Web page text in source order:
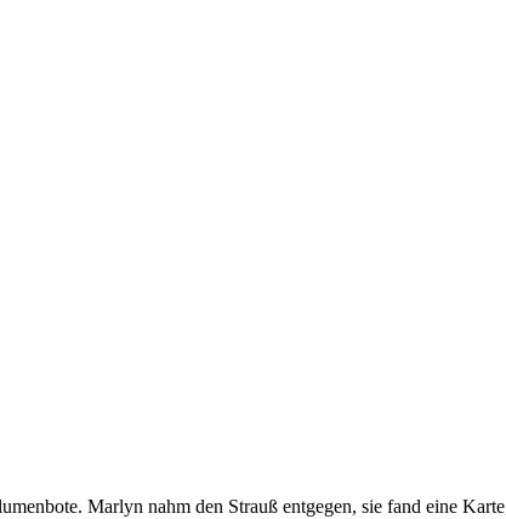
Marlyn nahm den Strauß entgegen, sie fand eine